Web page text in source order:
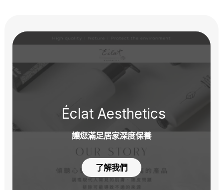
Éclat Aesthetics
讓您滿足居家深度保養
了解我們